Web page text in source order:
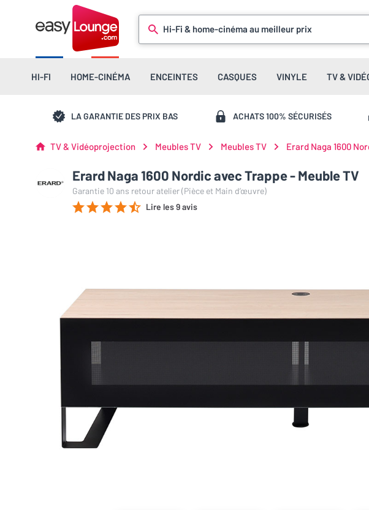
Hi-Fi & home-cinéma au meilleur prix
HI-FI HOME-CINÉMA ENCEINTES CASQUES VINYLE TV &
LA GARANTIE DES PRIX BAS ACHATS 100% SÉCURISÉS
TV & Vidéoprojection Meubles TV Meubles TV Erard Naga 1600
Erard Naga 1600 Nordic avec Trappe - Meuble TV
Garantie 10 ans retour atelier (Pièce et Main d’œuvre)
Lire les 9 avis